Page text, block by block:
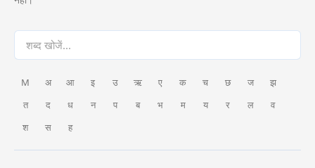
M अ आ इ उ ऋ ए क च छ ज
झ
त
द ध न प ब भ म य र ल
व
श
स ह